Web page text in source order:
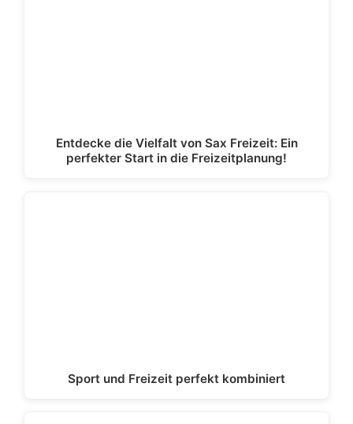
Entdecke die Vielfalt von Sax Freizeit: Ein
perfekter Start in die Freizeitplanung!
Sport und Freizeit perfekt kombiniert